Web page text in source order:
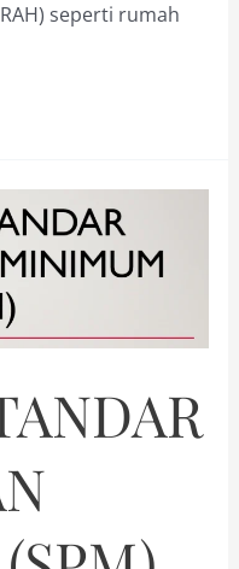
seperti rumah